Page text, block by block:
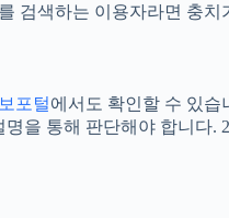
검색하는 이용자라면 충
포털에서도 확인할 수 있습
을 통해 판단해야 합니다.